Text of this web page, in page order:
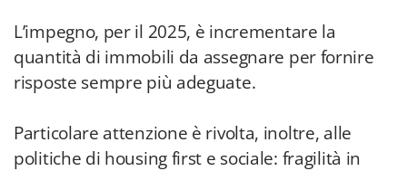
L’impegno, per il 2025, è incrementare la
quantità di immobili da assegnare per fornire
risposte sempre più adeguate.
Particolare attenzione è rivolta, inoltre, alle
politiche di housing first e sociale: fragilità in